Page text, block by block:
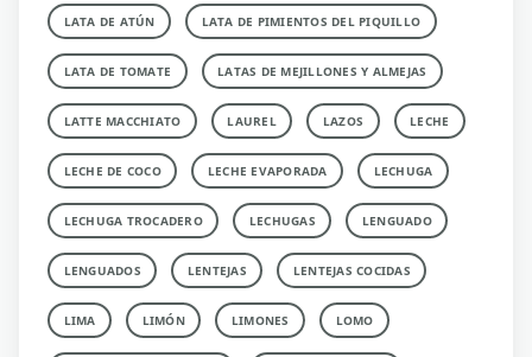
LATA DE ATÚN LATA DE PIMIENTOS DEL PIQUILLO
LATA DE TOMATE LATAS DE MEJILLONES Y ALMEJAS
LATTE MACCHIATO LAUREL LAZOS LECHE
LECHE DE COCO LECHE EVAPORADA LECHUGA
LECHUGA TROCADERO LECHUGAS LENGUADO
LENGUADOS LENTEJAS LENTEJAS COCIDAS
LIMA LIMÓN LIMONES LOMO